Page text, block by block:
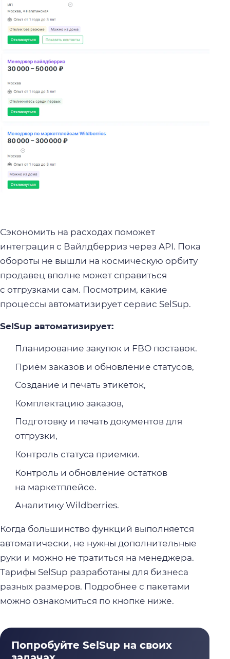
Сэкономить на расходах поможет
интеграция с Вайлдберриз через API. Пока
обороты не вышли на космическую орбиту
продавец вполне может справиться
с отгрузками сам. Посмотрим, какие
процессы автоматизирует сервис SelSup.
SelSup автоматизирует:
Планирование закупок и FBO поставок.
Приём заказов и обновление статусов,
Создание и печать этикеток,
Комплектацию заказов,
Подготовку и печать документов для
отгрузки,
Контроль статуса приемки.
Контроль и обновление остатков
на маркетплейсе.
Аналитику Wildberries.
Когда большинство функций выполняется
автоматически, не нужны дополнительные
руки и можно не тратиться на менеджера.
Тарифы SelSup разработаны для бизнеса
разных размеров. Подробнее с пакетами
можно ознакомиться по кнопке ниже.